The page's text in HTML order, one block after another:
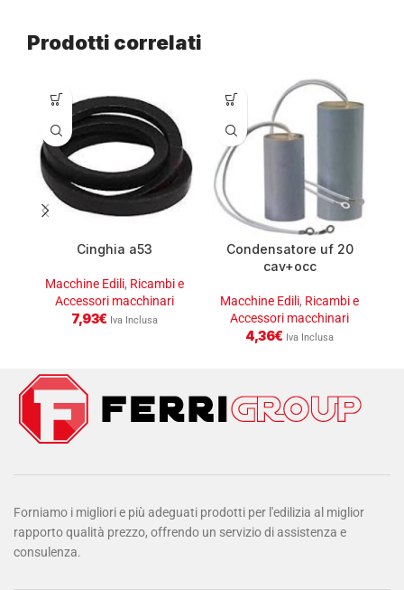
Prodotti correlati
Cinghia a53
Macchine Edili, Ricambi e
Accessori macchinari
7,93€ Iva Inclusa
Condensatore uf 20
cav+occ
Macchine Edili, Ricambi e
Accessori macchinari
4,36€ Iva Inclusa
Forniamo i migliori e più adeguati prodotti per l'edilizia al miglior
rapporto qualità prezzo, offrendo un servizio di assistenza e
consulenza.